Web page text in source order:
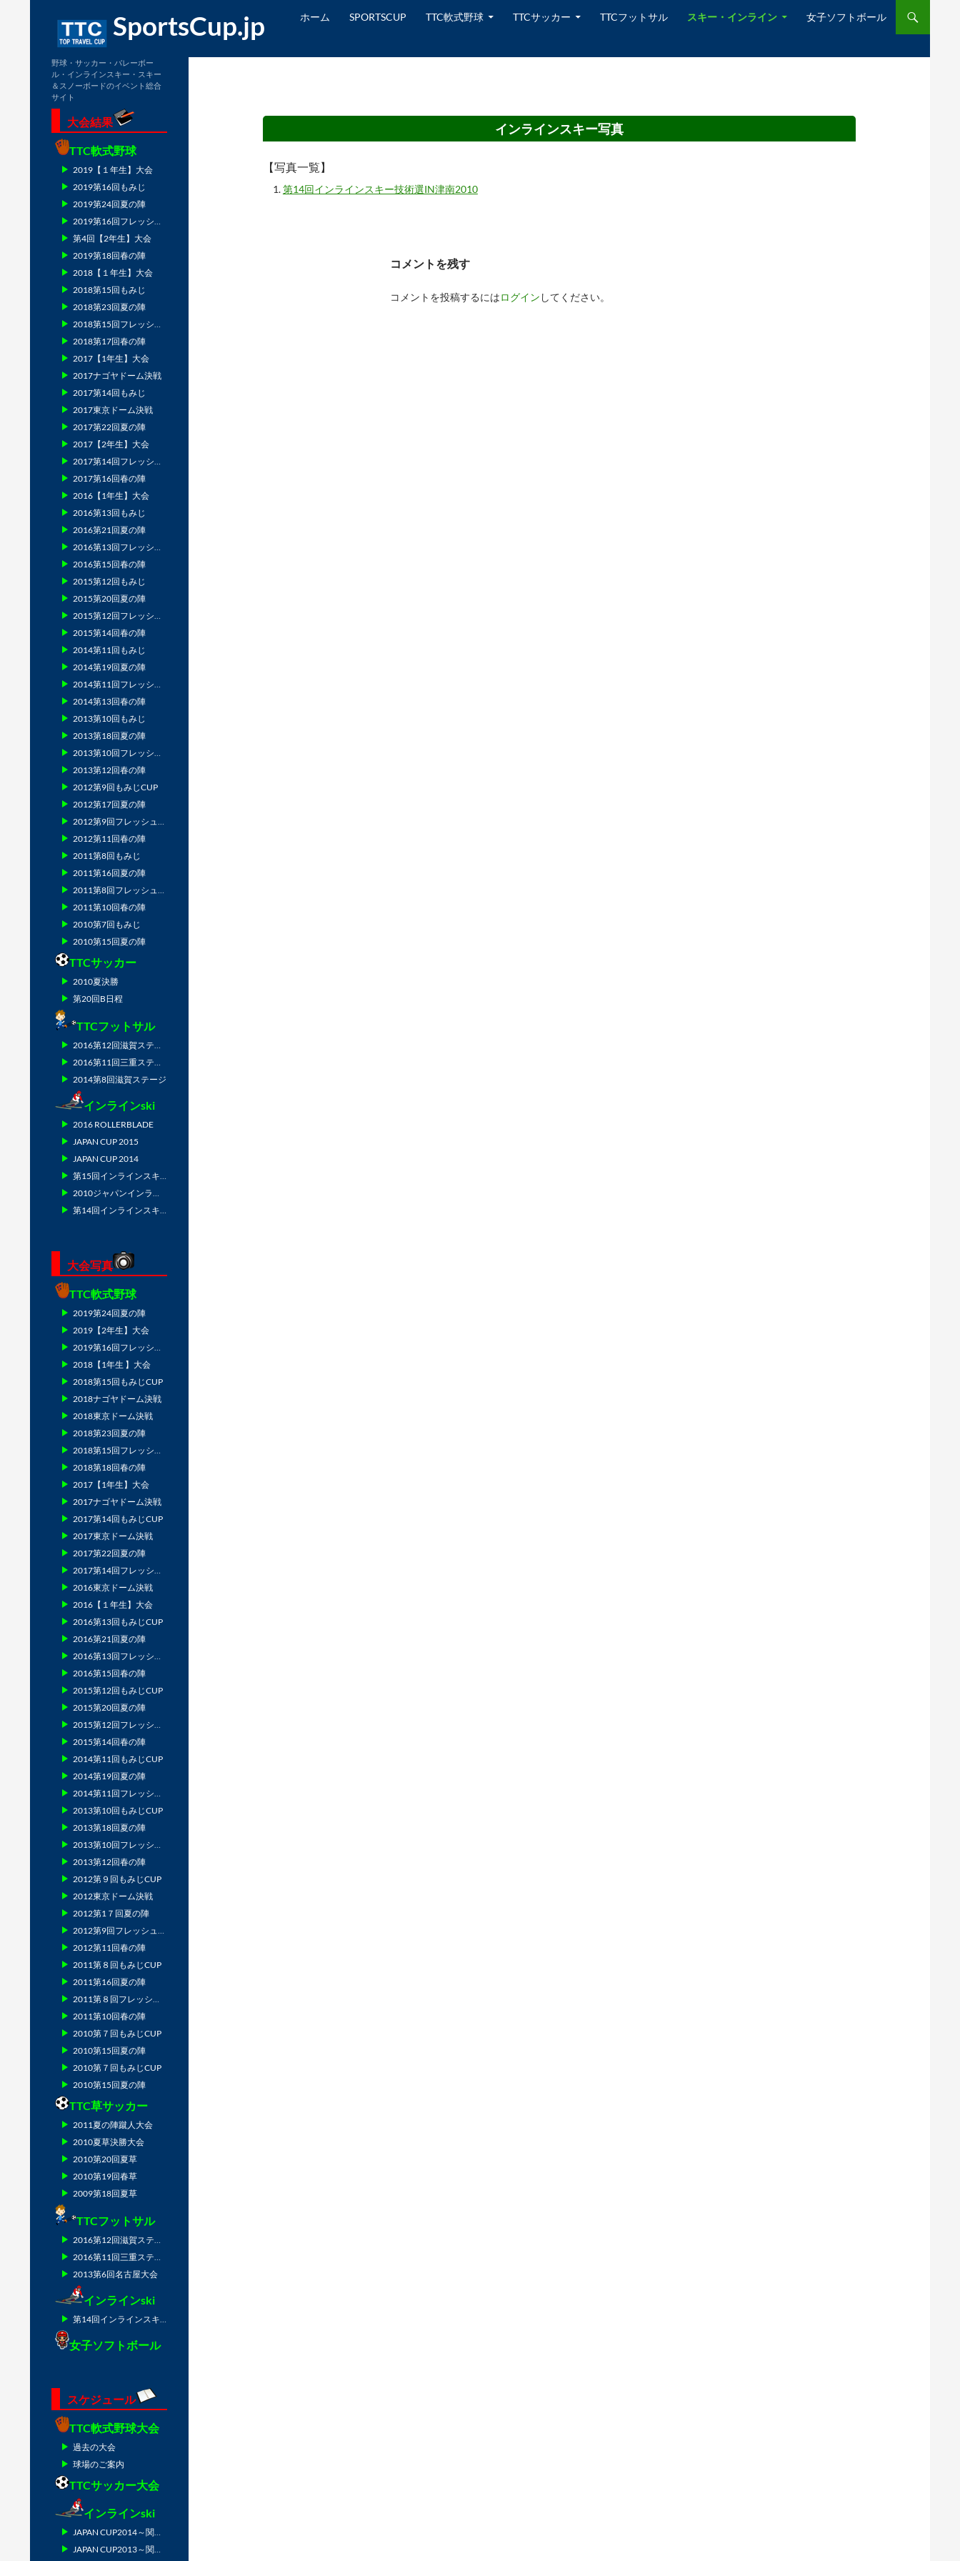
SportsCup.jp
ホーム
SPORTSCUP TTC軟式野球 TTCサッカー TTCフットサル スキー・インライン 女子ソフトボール
インラインスキー写真
【写真一覧】
第14回インラインスキー技術選IN津南2010
コメントを残す
コメントを投稿するにはログイン してください。
野球・サッカー・バレーボー
ル・インラインスキー・スキー
＆スノーボードのイベント総合
サイト
大会結果
TTC軟式野球
2019【１年生】大会
2019第16回もみじ
2019第24回夏の陣
2019第16回フレッシュマン
第4回【2年生】大会
2019第18回春の陣
2018【１年生】大会
2018第15回もみじ
2018第23回夏の陣
2018第15回フレッシュマン
2018第17回春の陣
2017【1年生】大会
2017ナゴヤドーム決戦
2017第14回もみじ
2017東京ドーム決戦
2017第22回夏の陣
2017【2年生】大会
2017第14回フレッシュマン
2017第16回春の陣
2016【1年生】大会
2016第13回もみじ
2016第21回夏の陣
2016第13回フレッシュマン
2016第15回春の陣
2015第12回もみじ
2015第20回夏の陣
2015第12回フレッシュマン
2015第14回春の陣
2014第11回もみじ
2014第19回夏の陣
2014第11回フレッシュマン
2014第13回春の陣
2013第10回もみじ
2013第18回夏の陣
2013第10回フレッシュマン
2013第12回春の陣
2012第9回もみじCUP
2012第17回夏の陣
2012第9回フレッシュマン
2012第11回春の陣
2011第8回もみじ
2011第16回夏の陣
2011第8回フレッシュマン
2011第10回春の陣
2010第7回もみじ
2010第15回夏の陣
TTCサッカー
2010夏決勝
第20回B日程
TTCフットサル
2016第12回滋賀ステージ
2016第11回三重ステージ
2014第8回滋賀ステージ
インラインski
2016 ROLLERBLADE
JAPAN CUP 2015
JAPAN CUP 2014
第15回インラインスキー技術選
2010ジャパンインラインスキー
第14回インラインスキー技術選
大会写真
TTC軟式野球
2019第24回夏の陣
2019【2年生】大会
2019第16回フレッシュマン
2018【1年生 】大会
2018第15回もみじCUP
2018ナゴヤドーム決戦
2018東京ドーム決戦
2018第23回夏の陣
2018第15回フレッシュマン
2018第18回春の陣
2017【1年生】大会
2017ナゴヤドーム決戦
2017第14回もみじCUP
2017東京ドーム決戦
2017第22回夏の陣
2017第14回フレッシュマン
2016東京ドーム決戦
2016【１年生】大会
2016第13回もみじCUP
2016第21回夏の陣
2016第13回フレッシュマン
2016第15回春の陣
2015第12回もみじCUP
2015第20回夏の陣
2015第12回フレッシュマン
2015第14回春の陣
2014第11回もみじCUP
2014第19回夏の陣
2014第11回フレッシュマン
2013第10回もみじCUP
2013第18回夏の陣
2013第10回フレッシュマン
2013第12回春の陣
2012第９回もみじCUP
2012東京ドーム決戦
2012第1７回夏の陣
2012第9回フレッシュマン
2012第11回春の陣
2011第８回もみじCUP
2011第16回夏の陣
2011第８回フレッシュマン
2011第10回春の陣
2010第７回もみじCUP
2010第15回夏の陣
2010第７回もみじCUP
2010第15回夏の陣
TTC草サッカー
2011夏の陣蹴人大会
2010夏草決勝大会
2010第20回夏草
2010第19回春草
2009第18回夏草
TTCフットサル
2016第12回滋賀ステージ
2016第11回三重ステージ
2013第6回名古屋大会
インラインski
第14回インラインスキー技術選IN津南2010
女子ソフトボール
スケジュール
TTC軟式野球大会
過去の大会
球場のご案内
TTCサッカー大会
インラインski
JAPAN CUP2014～関東の陣～
JAPAN CUP2013～関東の陣～